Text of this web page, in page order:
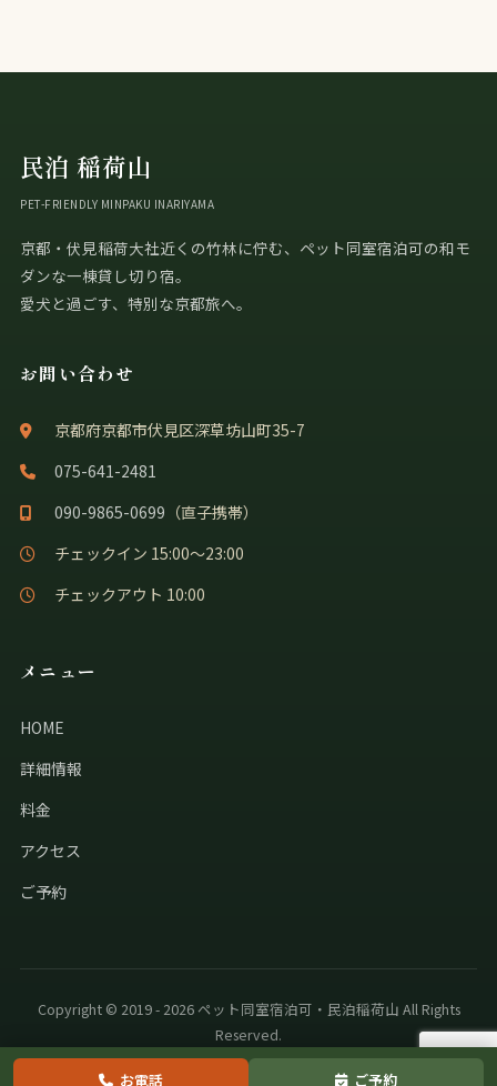
民泊 稲荷山
PET-FRIENDLY MINPAKU INARIYAMA
京都・伏見稲荷大社近くの竹林に佇む、ペット同室宿泊可の和モ
ダンな一棟貸し切り宿。
愛犬と過ごす、特別な京都旅へ。
お問い合わせ
京都府京都市伏見区深草坊山町35-7
075-641-2481
090-9865-0699 （直子携帯）
チェックイン 15:00〜23:00
チェックアウト 10:00
メニュー
HOME
詳細情報
料金
アクセス
ご予約
Copyright © 2019 - 2026 ペット同室宿泊可・民泊稲荷山 All Rights
Reserved.
お電話 ご予約